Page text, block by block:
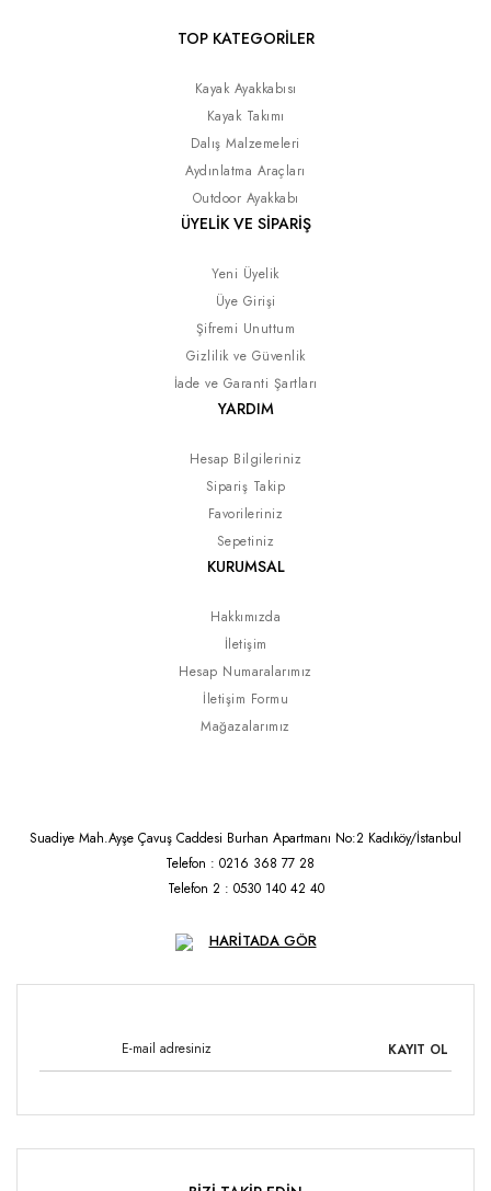
TOP KATEGORİLER
Kayak Ayakkabısı
Kayak Takımı
Dalış Malzemeleri
Aydınlatma Araçları
Outdoor Ayakkabı
ÜYELİK VE SİPARİŞ
Yeni Üyelik
Üye Girişi
Şifremi Unuttum
Gizlilik ve Güvenlik
İade ve Garanti Şartları
YARDIM
Hesap Bilgileriniz
Sipariş Takip
Favorileriniz
Sepetiniz
KURUMSAL
Hakkımızda
İletişim
Hesap Numaralarımız
İletişim Formu
Mağazalarımız
Suadiye Mah.Ayşe Çavuş Caddesi Burhan Apartmanı No:2 Kadıköy/İstanbul
Telefon : 0216 368 77 28
Telefon 2 : 0530 140 42 40
HARİTADA GÖR
KAYIT OL